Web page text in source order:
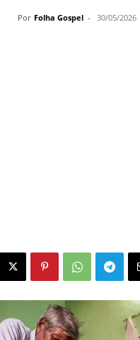
Por Folha Gospel - 30/05/2026